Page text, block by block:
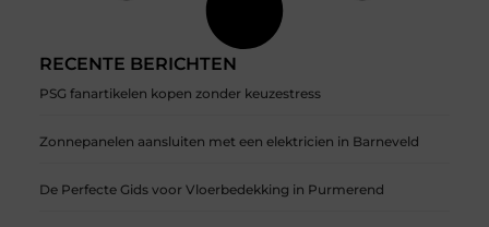
RECENTE BERICHTEN
PSG fanartikelen kopen zonder keuzestress
Zonnepanelen aansluiten met een elektricien in Barneveld
De Perfecte Gids voor Vloerbedekking in Purmerend